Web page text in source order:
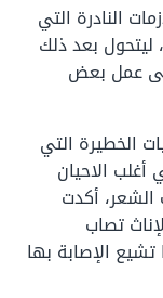
النادرة التي
بعد ذلك
عمل بعض
الخطيرة التي
الاحيان
أكدت
تصاب
تشيع الإصابة بها